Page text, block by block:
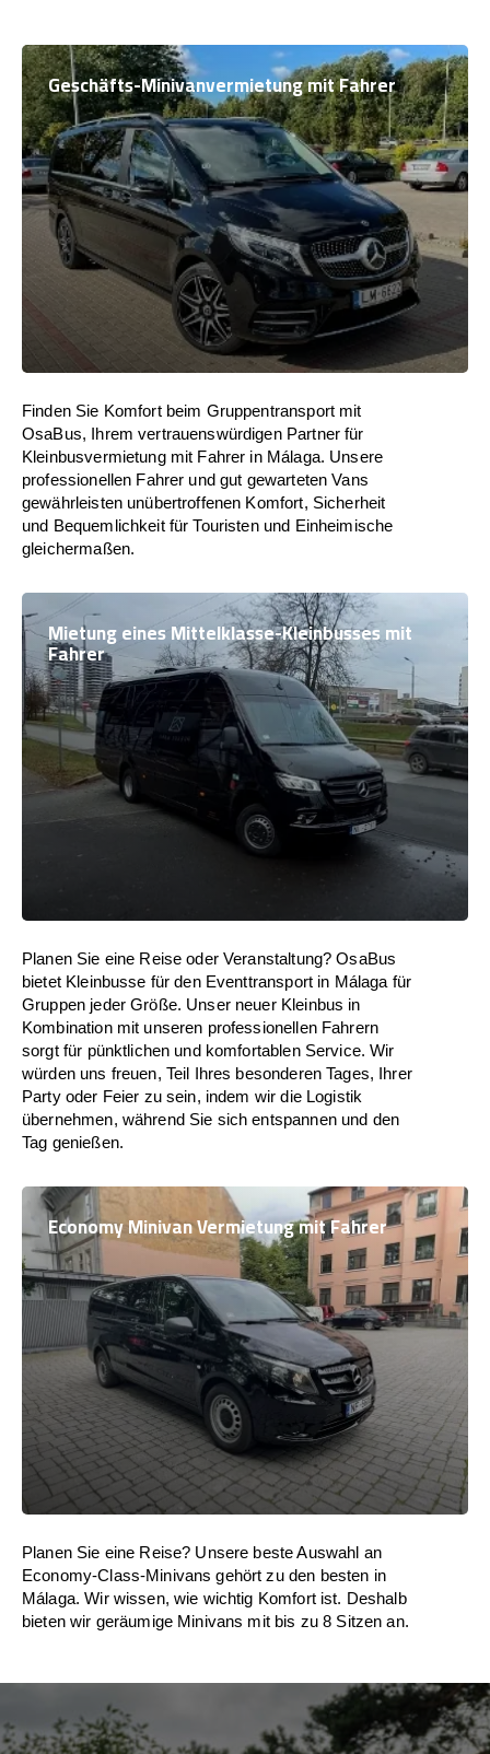
Geschäfts-Minivanvermietung mit Fahrer
Finden Sie Komfort beim Gruppentransport mit
OsaBus, Ihrem vertrauenswürdigen Partner für
Kleinbusvermietung mit Fahrer in Málaga. Unsere
professionellen Fahrer und gut gewarteten Vans
gewährleisten unübertroffenen Komfort, Sicherheit
und Bequemlichkeit für Touristen und Einheimische
gleichermaßen.
Mietung eines Mittelklasse-Kleinbusses mit
Fahrer
Planen Sie eine Reise oder Veranstaltung? OsaBus
bietet Kleinbusse für den Eventtransport in Málaga für
Gruppen jeder Größe. Unser neuer Kleinbus in
Kombination mit unseren professionellen Fahrern
sorgt für pünktlichen und komfortablen Service. Wir
würden uns freuen, Teil Ihres besonderen Tages, Ihrer
Party oder Feier zu sein, indem wir die Logistik
übernehmen, während Sie sich entspannen und den
Tag genießen.
Economy Minivan Vermietung mit Fahrer
Planen Sie eine Reise? Unsere beste Auswahl an
Economy-Class-Minivans gehört zu den besten in
Málaga. Wir wissen, wie wichtig Komfort ist. Deshalb
bieten wir geräumige Minivans mit bis zu 8 Sitzen an.